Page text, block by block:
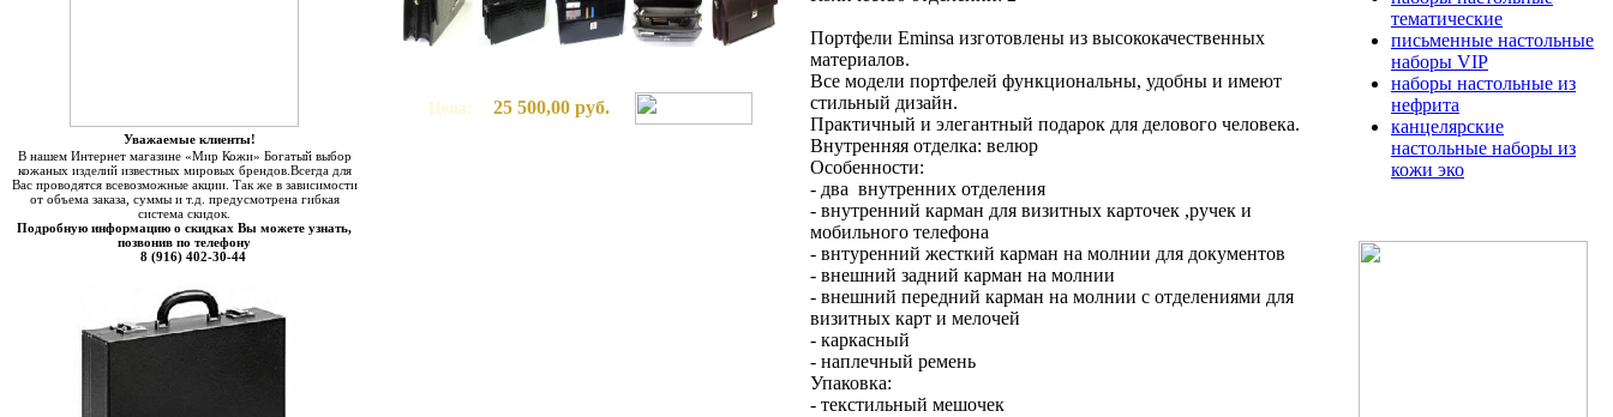
Уважаемые клиенты!
В нашем Интернет магазине «Мир Кожи» Богатый выбор
кожаных изделий известных мировых брендов.Всегда для
Вас проводятся всевозможные акции. Так же в зависимости
от объема заказа, суммы и т.д. предусмотрена гибкая
система скидок.
Подробную информацию о скидках Вы можете узнать,
позвонив по телефону
8 (916) 402-30-44
Цена: 25 500,00 руб.
Портфели Eminsa изготовлены из высококачественных
материалов.
Все модели портфелей функциональны, удобны и имеют
стильный дизайн.
Практичный и элегантный подарок для делового человека.
Внутренняя отделка: велюр
Особенности:
- два внутренних отделения
- внутренний карман для визитных карточек ,ручек и
мобильного телефона
- внтуренний жесткий карман на молнии для документов
- внешний задний карман на молнии
- внешний передний карман на молнии с отделениями для
визитных карт и мелочей
- каркасный
- наплечный ремень
Упаковка:
- текстильный мешочек
тематические
письменные настольные
наборы VIP
наборы настольные из
нефрита
канцелярские
настольные наборы из
кожи эко